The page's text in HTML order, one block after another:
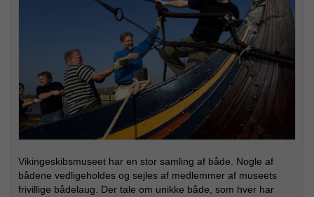
Vikingeskibsmuseet har en stor samling af både. Nogle af
bådene vedligeholdes og sejles af medlemmer af museets
frivillige bådelaug. Der tale om unikke både, som hver har